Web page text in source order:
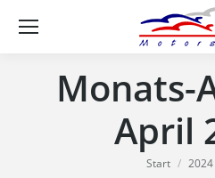
Monats-
April
Sie
Start 2024